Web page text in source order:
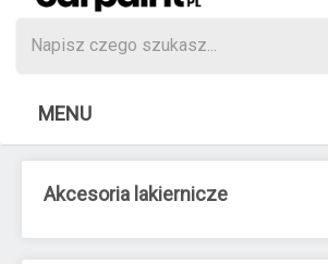
MENU
Akcesoria lakiernicze